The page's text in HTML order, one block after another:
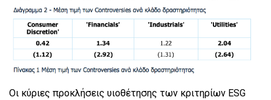
Οι κύριες προκλήσεις υιοθέτησης των κριτηρίων ESG